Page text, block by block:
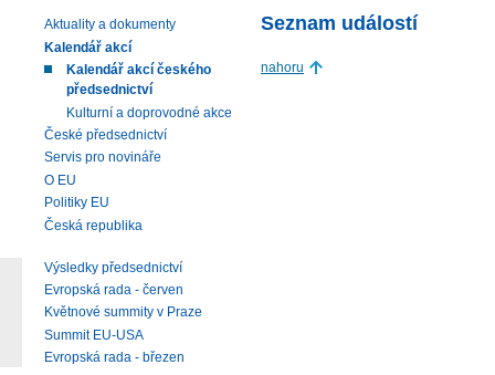
Seznam událostí
nahoru
Aktuality a dokumenty
Kalendář akcí
Kalendář akcí českého
předsednictví
Kulturní a doprovodné akce
České předsednictví
Servis pro novináře
O EU
Politiky EU
Česká republika
Výsledky předsednictví
Evropská rada - červen
Květnové summity v Praze
Summit EU-USA
Evropská rada - březen